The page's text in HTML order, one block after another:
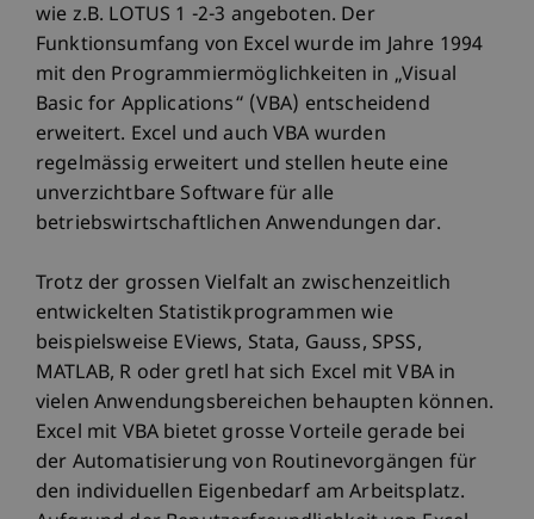
wie z.B. LOTUS 1 -2-3 angeboten. Der
Funktionsumfang von Excel wurde im Jahre 1994
mit den Programmiermöglichkeiten in „Visual
Basic for Applications“ (VBA) entscheidend
erweitert. Excel und auch VBA wurden
regelmässig erweitert und stellen heute eine
unverzichtbare Software für alle
betriebswirtschaftlichen Anwendungen dar.
Trotz der grossen Vielfalt an zwischenzeitlich
entwickelten Statistikprogrammen wie
beispielsweise EViews, Stata, Gauss, SPSS,
MATLAB, R oder gretl hat sich Excel mit VBA in
vielen Anwendungsbereichen behaupten können.
Excel mit VBA bietet grosse Vorteile gerade bei
der Automatisierung von Routinevorgängen für
den individuellen Eigenbedarf am Arbeitsplatz.